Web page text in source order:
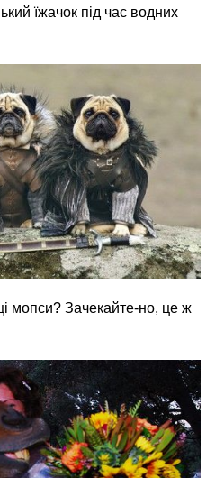
їжачок під час водних
мопси? Зачекайте-но, це ж